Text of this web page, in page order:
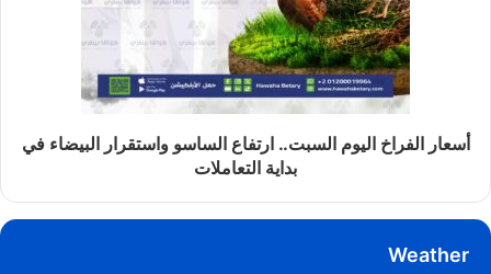
أسعار الفراخ اليوم السبت.. ارتفاع الساسو واستقرار البيضاء في
بداية التعاملات
Weather